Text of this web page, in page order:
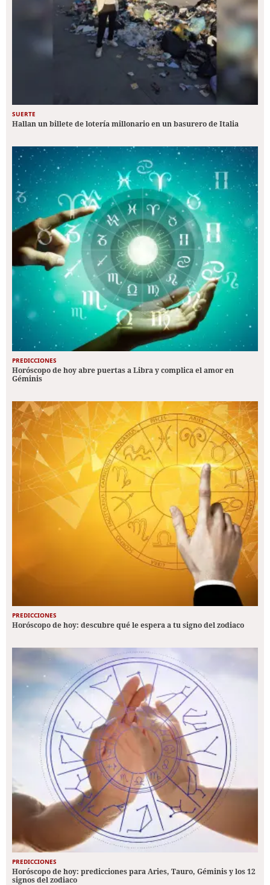
SUERTE
Hallan un billete de lotería millonario en un basurero de Italia
PREDICCIONES
Horóscopo de hoy abre puertas a Libra y complica el amor en
Géminis
PREDICCIONES
Horóscopo de hoy: descubre qué le espera a tu signo del zodiaco
PREDICCIONES
Horóscopo de hoy: predicciones para Aries, Tauro, Géminis y los 12
signos del zodiaco